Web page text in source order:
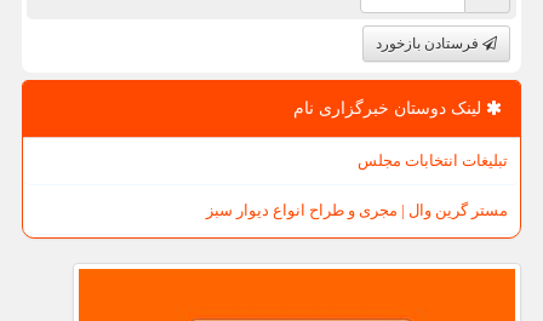
فرستادن بازخورد
لینک دوستان خبرگزاری نام
تبلیغات انتخابات مجلس
مستر گرین وال | مجری و طراح انواع دیوار سبز